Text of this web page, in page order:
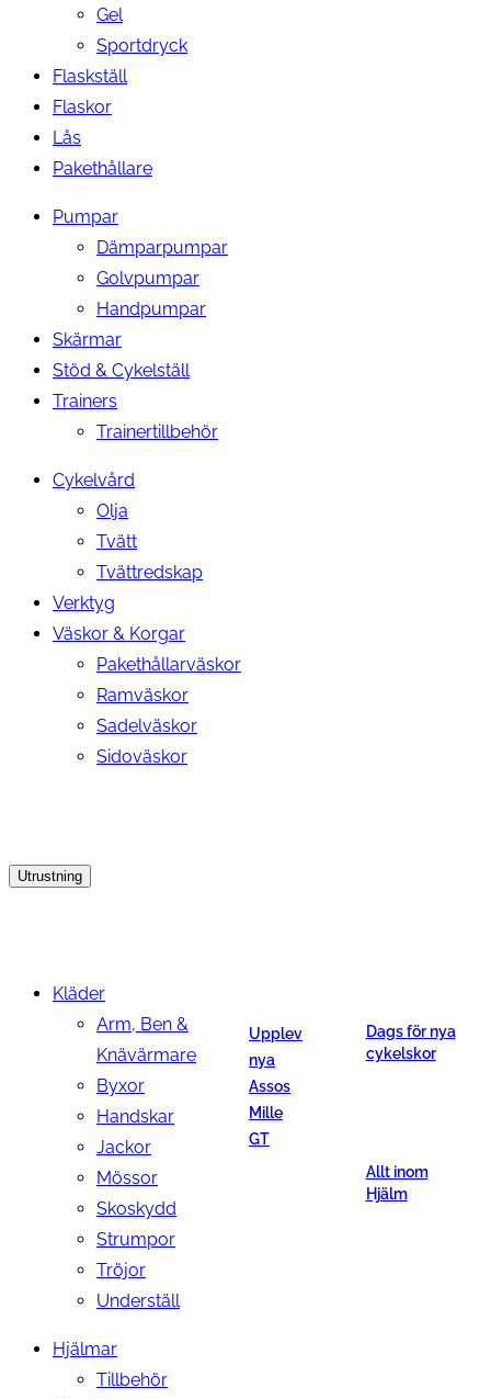
Gel
Sportdryck
Flaskställ
Flaskor
Lås
Pakethållare
Pumpar
Dämparpumpar
Golvpumpar
Handpumpar
Skärmar
Stöd & Cykelställ
Trainers
Trainertillbehör
Cykelvård
Olja
Tvätt
Tvättredskap
Verktyg
Väskor & Korgar
Pakethållarväskor
Ramväskor
Sadelväskor
Sidoväskor
Utrustning
Kläder
Arm, Ben &
Knävärmare
Byxor
Handskar
Jackor
Mössor
Skoskydd
Strumpor
Tröjor
Underställ
Hjälmar
Tillbehör
Upplev
nya
Assos
Mille
GT
Dags för nya
cykelskor
Allt inom
Hjälm